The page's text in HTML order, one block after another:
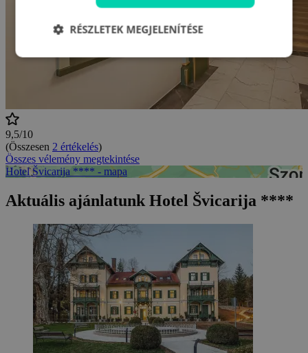
9,5/10
(Összesen 2 értékelés)
Összes vélemény megtekintése
Hotel Švicarija **** - mapa
Aktuális ajánlatunk Hotel Švicarija ****
RÉSZLETEK MEGJELENÍTÉSE